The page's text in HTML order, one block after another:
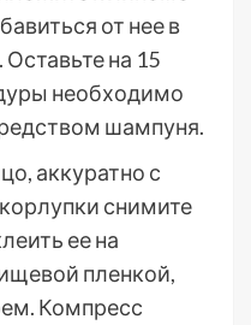
от нее в
на 15
необходимо
шампуня.
аккуратно с
снимите
ее на
пленкой,
Компресс